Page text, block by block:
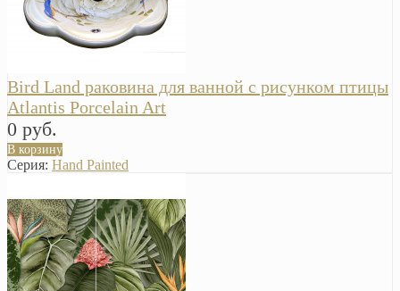
Bird Land раковина для ванной с рисунком птицы
Atlantis Porcelain Art
0 руб.
В корзину
Серия: Hand Painted